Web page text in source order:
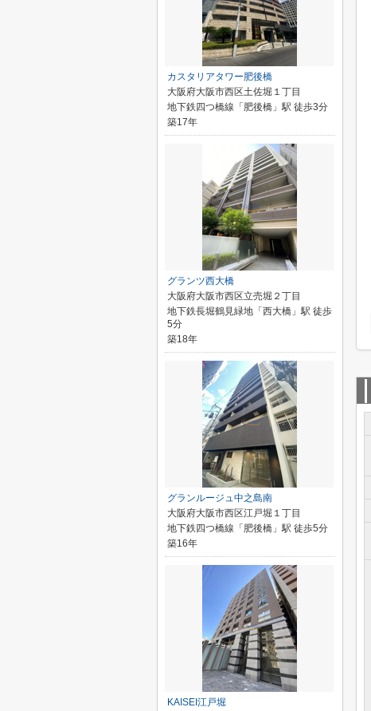
カスタリアタワー肥後橋
大阪府大阪市西区土佐堀１丁目
地下鉄四つ橋線「肥後橋」駅 徒歩3分
築17年
グランツ西大橋
大阪府大阪市西区立売堀２丁目
地下鉄長堀鶴見緑地「西大橋」駅 徒歩
5分
築18年
グランルージュ中之島南
大阪府大阪市西区江戸堀１丁目
地下鉄四つ橋線「肥後橋」駅 徒歩5分
築16年
KAISEI江戸堀